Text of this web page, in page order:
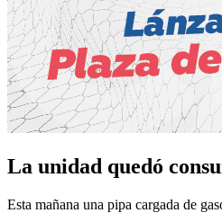
La unidad quedó
Esta mañana una pipa cargada de